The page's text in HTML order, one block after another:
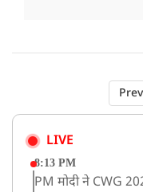
LIVE
8:13 PM
PM मोदी ने CWG